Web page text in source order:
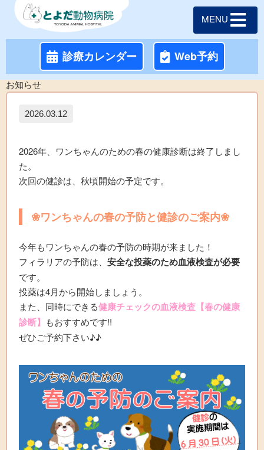
診療カレンダー Web予約
MENU
お知らせ
2026.03.12
2026年、ワンちゃんのための春の健康診断は終了しまし
た。
次回の健診は、秋頃開始の予定です。
❀ワンちゃんの春の予防と健診のご案内❀
今年もワンちゃんの春の予防の時期が来ました！
フィラリアの予防は、 安全な投薬のため血液検査が必要
です。
投薬は4月から開始しましょう。
また、同時にできる健康チェックの血液検査【春の健康
診断】 もおすすめです!!
ぜひご予約下さい♪♪